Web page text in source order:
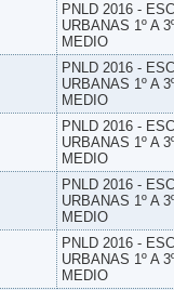
PNLD 2016 -
URBANAS 1º A
MEDIO
PNLD 2016 -
URBANAS 1º A
MEDIO
PNLD 2016 -
URBANAS 1º A
MEDIO
PNLD 2016 -
URBANAS 1º A
MEDIO
PNLD 2016 -
URBANAS 1º A
MEDIO